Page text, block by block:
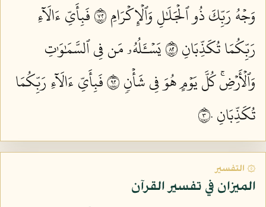
وَجۡهُ رَبِّكَ ذُو ٱلۡجَلَٰلِ وَٱلۡإِكۡرَامِ ٢٧
فَبِأَيِّ ءَالَآءِ
رَبِّكُمَا تُكَذِّبَانِ ٢٨
يَسۡـَٔلُهُۥ مَن فِي ٱلسَّمَٰوَٰتِ
وَٱلۡأَرۡضِۚ كُلَّ يَوۡمٍ هُوَ فِي شَأۡنٖ ٢٩
فَبِأَيِّ ءَالَآءِ رَبِّكُمَا
تُكَذِّبَانِ ٣٠
۞ التفسير
الميزان في تفسير القرآن